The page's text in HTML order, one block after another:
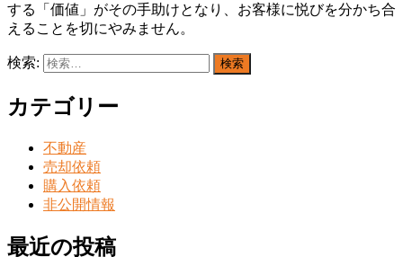
する「価値」がその手助けとなり、お客様に悦びを分かち合
えることを切にやみません。
検索:
カテゴリー
不動産
売却依頼
購入依頼
非公開情報
最近の投稿